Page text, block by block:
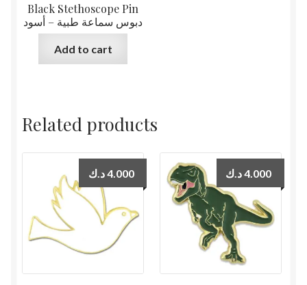
Black Stethoscope Pin
دبوس سماعة طبية – أسود
Add to cart
Related products
4.000د.ك 4.000د.ك